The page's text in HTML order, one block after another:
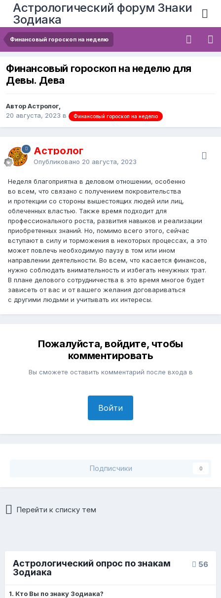
Астрологический форум Знаки
Зодиака
Финансовый гороскоп на неделю
Финансовый гороскоп на неделю для
Девы. Дева
Автор Астролог,
20 августа, 2023 в Финансовый гороскоп на неделю
Астролог
Опубликовано 20 августа, 2023
Неделя благоприятна в деловом отношении, особенно
во всем, что связано с получением покровительства
и протекции со стороны вышестоящих людей или лиц,
облеченных властью. Также время подходит для
профессионального роста, развития навыков и реализации
приобретенных знаний. Но, помимо всего этого, сейчас
вступают в силу и торможения в некоторых процессах, а это
может повлечь необходимую паузу в том или ином
направлении деятельности. Во всем, что касается финансов,
нужно соблюдать внимательность и избегать ненужных трат.
В плане делового сотрудничества в это время многое будет
зависеть от вас и от вашего желания договариваться
с другими людьми и учитывать их интересы.
Пожалуйста, войдите, чтобы
комментировать
Вы сможете оставить комментарий после входа в
Войти
Подписчики 0
Перейти к списку тем
56
Астрологический опрос по знакам
Зодиака
1. Кто Вы по знаку Зодиака?